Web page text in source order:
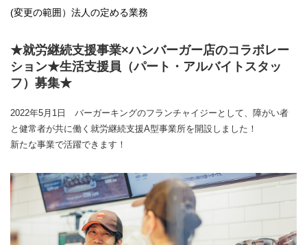
(変更の範囲）法人の定める業務
★就労継続支援事業×ハンバーガー店のコラボレー
ション★生活支援員（パート・アルバイトスタッ
フ）募集★
2022年5月1日 バーガーキングのフランチャイジーとして、障がい者
と健常者が共に働く就労継続支援A型事業所を開設しました！
新たな事業で活躍できます！